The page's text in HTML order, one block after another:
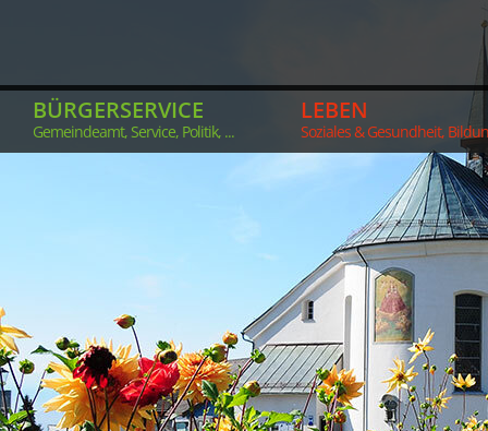
BÜRGERSERVICE
Gemeindeamt, Service, Politik, ...
LEBEN
Soziales & Gesundheit,